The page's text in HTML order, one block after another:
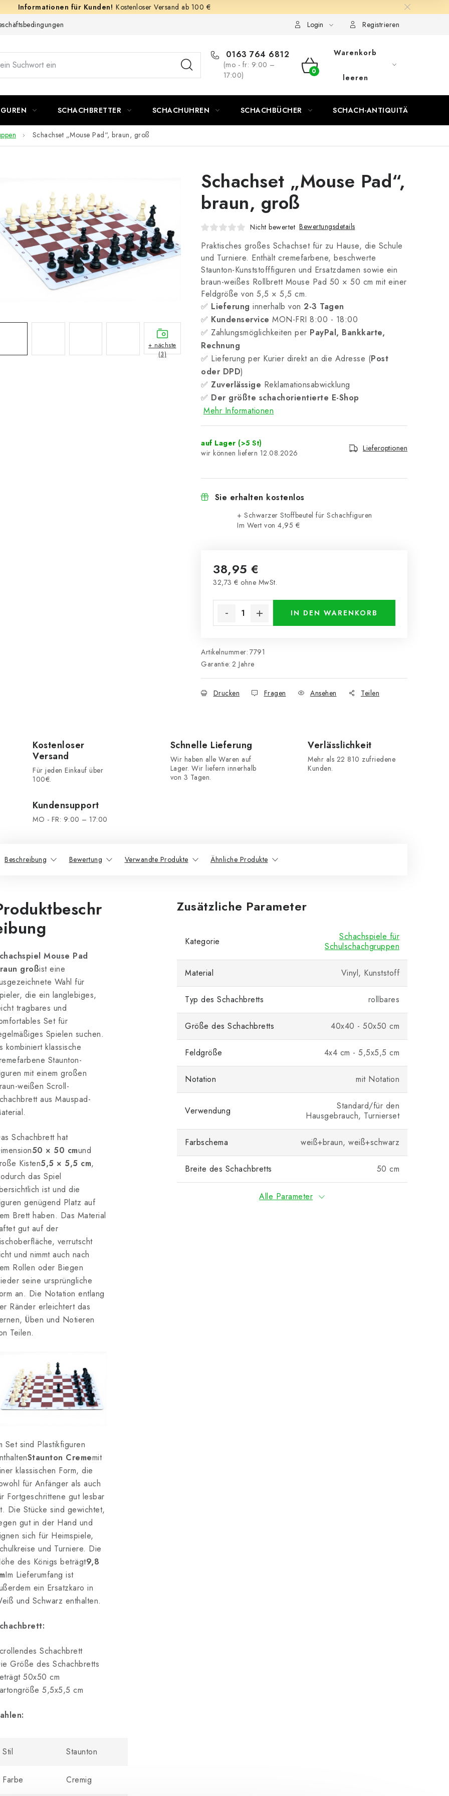
Kostenloser Versand ab 100 €
Login Registrieren
0163 764 6812
(mo - fr: 9:00 –
17:00)
WARENKORB
Warenkorb
leeren
SCHACHBRETTER SCHACHUHREN SCHACHBÜCHER SCHACH-ANTIQUITÄTENLADEN
Schachset „Mouse Pad“, braun, groß
Schachset „Mouse Pad“,
braun, groß
Nicht bewertet Bewertungsdetails
Praktisches großes Schachset für zu Hause, die Schule
und Turniere. Enthält cremefarbene, beschwerte
Staunton-Kunststofffiguren und Ersatzdamen sowie ein
braun-weißes Rollbrett Mouse Pad 50 × 50 cm mit einer
Feldgröße von 5,5 × 5,5 cm.
✅ Lieferung innerhalb von 2-3 Tagen
✅ Kundenservice MON-FRI 8:00 - 18:00
✅ Zahlungsmöglichkeiten per PayPal, Bankkarte,
Rechnung
✅ Lieferung per Kurier direkt an die Adresse (Post
oder DPD)
✅ Zuverlässige Reklamationsabwicklung
✅ Der größte schachorientierte E-Shop
Mehr Informationen
auf Lager (>5 St)
12.08.2026
Lieferoptionen
Sie erhalten kostenlos
+ Schwarzer Stoffbeutel für Schachfiguren
Im Wert von 4,95 €
38,95 €
32,73 € ohne MwSt.
IN DEN WARENKORB
Artikelnummer: 7791
Garantie: 2 Jahre
Drucken Fragen Ansehen Teilen
+ nächste
(3)
Kostenloser
Versand
Für jeden Einkauf über
100€.
Schnelle Lieferung
Wir haben alle Waren auf
Lager. Wir liefern innerhalb
von 3 Tagen.
Verlässlichkeit
Mehr als 22 810 zufriedene
Kunden.
Kundensupport
MO - FR: 9:00 – 17:00
Beschreibung Bewertung Verwandte Produkte Ähnliche Produkte
Mouse Pad
großist eine
Wahl für
die ein langlebiges,
tragbares und
Set für
Spielen suchen.
kombiniert klassische
Staunton-
mit einem großen
weißen Scroll-
aus Mauspad-
Schachbrett hat
50 × 50 cmund
Kisten5,5 × 5,5 cm,
das Spiel
ist und die
genügend Platz auf
Brett haben. Das Material
gut auf der
verrutscht
und nimmt auch nach
Rollen oder Biegen
seine ursprüngliche
an. Die Notation entlang
Ränder erleichtert das
Üben und Notieren
Teilen.
Set sind Plastikfiguren
Staunton Crememit
klassischen Form, die
für Anfänger als auch
Fortgeschrittene gut lesbar
Die Stücke sind gewichtet,
gut in der Hand und
sich für Heimspiele,
und Turniere. Die
des Königs beträgt9,8
Im Lieferumfang ist
ein Ersatzkaro in
und Schwarz enthalten.
Schachbrett
Größe des Schachbretts
50x50 cm
5,5x5,5 cm
Stil Staunton
Farbe Cremig
Zusätzliche Parameter
Kategorie
Schachspiele für
Schulschachgruppen
Material Vinyl, Kunststoff
Typ des Schachbretts rollbares
Größe des Schachbretts 40x40 - 50x50 cm
Feldgröße 4x4 cm - 5,5x5,5 cm
Notation mit Notation
Verwendung
Standard/für den
Hausgebrauch, Turnierset
Farbschema weiß+braun, weiß+schwarz
Breite des Schachbretts 50 cm
Alle Parameter